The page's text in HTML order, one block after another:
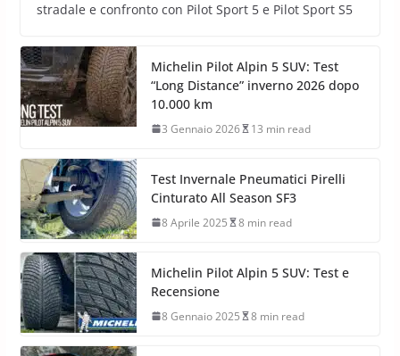
stradale e confronto con Pilot Sport 5 e Pilot Sport S5
Michelin Pilot Alpin 5 SUV: Test
“Long Distance” inverno 2026 dopo
10.000 km
3 Gennaio 2026 13 min read
Test Invernale Pneumatici Pirelli
Cinturato All Season SF3
8 Aprile 2025 8 min read
Michelin Pilot Alpin 5 SUV: Test e
Recensione
8 Gennaio 2025 8 min read